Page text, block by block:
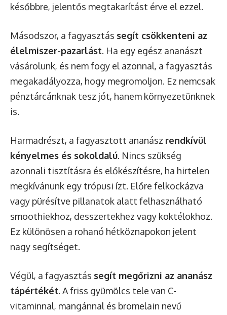
későbbre, jelentős megtakarítást érve el ezzel.
Másodszor, a fagyasztás segít csökkenteni az
élelmiszer-pazarlást. Ha egy egész ananászt
vásárolunk, és nem fogy el azonnal, a fagyasztás
megakadályozza, hogy megromoljon. Ez nemcsak
pénztárcánknak tesz jót, hanem környezetünknek
is.
Harmadrészt, a fagyasztott ananász rendkívül
kényelmes és sokoldalú. Nincs szükség
azonnali tisztításra és előkészítésre, ha hirtelen
megkívánunk egy trópusi ízt. Előre felkockázva
vagy pürésítve pillanatok alatt felhasználható
smoothiekhoz, desszertekhez vagy koktélokhoz.
Ez különösen a rohanó hétköznapokon jelent
nagy segítséget.
Végül, a fagyasztás segít megőrizni az ananász
tápértékét. A friss gyümölcs tele van C-
vitaminnal, mangánnal és bromelain nevű